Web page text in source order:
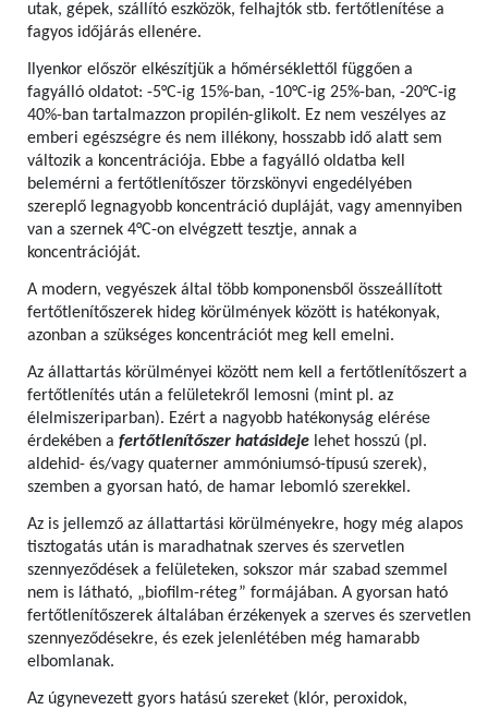
utak, gépek, szállító eszközök, felhajtók stb. fertőtlenítése a
fagyos időjárás ellenére.
Ilyenkor először elkészítjük a hőmérséklettől függően a
fagyálló oldatot: -5°C-ig 15%-ban, -10°C-ig 25%-ban, -20°C-ig
40%-ban tartalmazzon propilén-glikolt. Ez nem veszélyes az
emberi egészségre és nem illékony, hosszabb idő alatt sem
változik a koncentrációja. Ebbe a fagyálló oldatba kell
belemérni a fertőtlenítőszer törzskönyvi engedélyében
szereplő legnagyobb koncentráció dupláját, vagy amennyiben
van a szernek 4°C-on elvégzett tesztje, annak a
koncentrációját.
A modern, vegyészek által több komponensből összeállított
fertőtlenítőszerek hideg körülmények között is hatékonyak,
azonban a szükséges koncentrációt meg kell emelni.
Az állattartás körülményei között nem kell a fertőtlenítőszert a
fertőtlenítés után a felületekről lemosni (mint pl. az
élelmiszeriparban). Ezért a nagyobb hatékonyság elérése
érdekében a fertőtlenítőszer hatásideje lehet hosszú (pl.
aldehid- és/vagy quaterner ammóniumsó-típusú szerek),
szemben a gyorsan ható, de hamar lebomló szerekkel.
Az is jellemző az állattartási körülményekre, hogy még alapos
tisztogatás után is maradhatnak szerves és szervetlen
szennyeződések a felületeken, sokszor már szabad szemmel
nem is látható, „biofilm-réteg” formájában. A gyorsan ható
fertőtlenítőszerek általában érzékenyek a szerves és szervetlen
szennyeződésekre, és ezek jelenlétében még hamarabb
elbomlanak.
Az úgynevezett gyors hatású szereket (klór, peroxidok,